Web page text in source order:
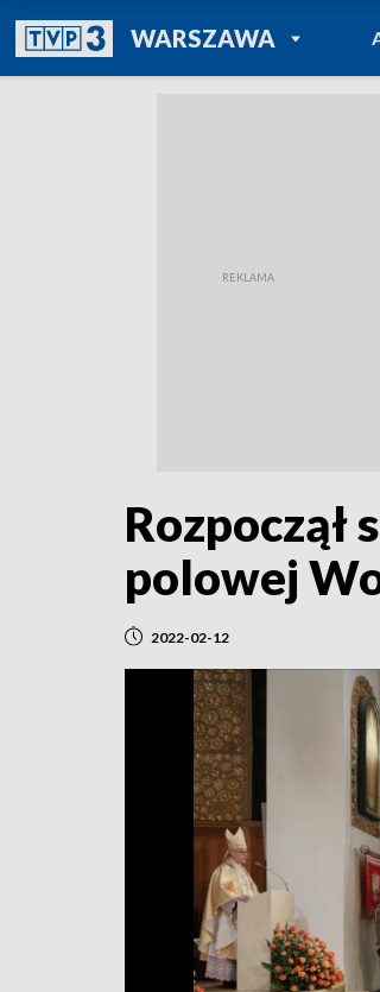
WARSZAWAPOWRÓT DO
TVP REGIONY
Rozpoczął
polowej
2022-02-12